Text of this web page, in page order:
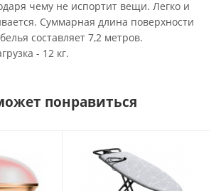
чему не испортит вещи. Легко и
Суммарная длина поверхности
составляет 7,2 метров.
- 12 кг.
понравиться